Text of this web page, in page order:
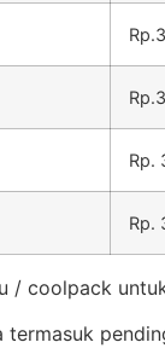
Rp.
Rp.
coolpack